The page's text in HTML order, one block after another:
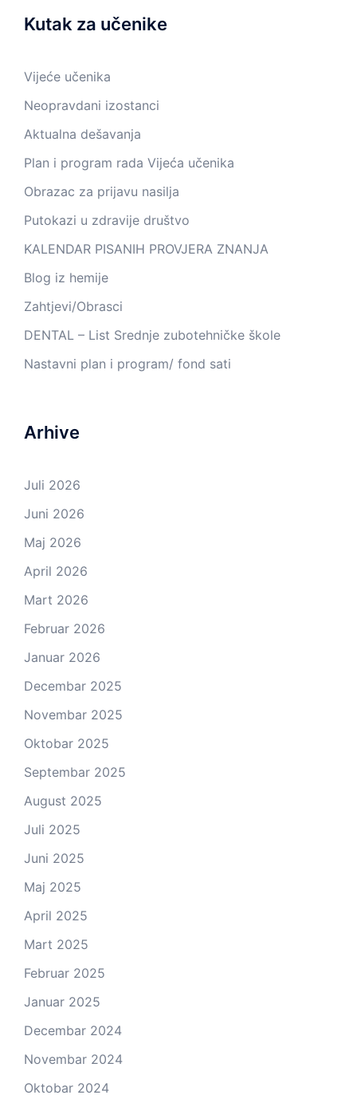
Kutak za učenike
Vijeće učenika
Neopravdani izostanci
Aktualna dešavanja
Plan i program rada Vijeća učenika
Obrazac za prijavu nasilja
Putokazi u zdravije društvo
KALENDAR PISANIH PROVJERA ZNANJA
Blog iz hemije
Zahtjevi/Obrasci
DENTAL – List Srednje zubotehničke škole
Nastavni plan i program/ fond sati
Arhive
Juli 2026
Juni 2026
Maj 2026
April 2026
Mart 2026
Februar 2026
Januar 2026
Decembar 2025
Novembar 2025
Oktobar 2025
Septembar 2025
August 2025
Juli 2025
Juni 2025
Maj 2025
April 2025
Mart 2025
Februar 2025
Januar 2025
Decembar 2024
Novembar 2024
Oktobar 2024